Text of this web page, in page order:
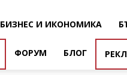
БИЗНЕС И ИКОНОМИКА
ФОРУМ БЛОГ